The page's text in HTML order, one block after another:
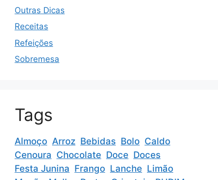
Outras Dicas
Receitas
Refeições
Sobremesa
Tags
Almoço Arroz Bebidas Bolo Caldo
Cenoura Chocolate Doce Doces
Festa Junina Frango Lanche Limão